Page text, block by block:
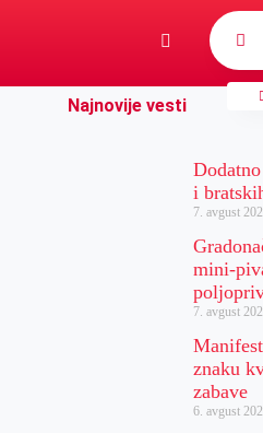
Najnovije vesti
i
7. avgust
mini-
7. avgust
znaku
zabave
6. avgust